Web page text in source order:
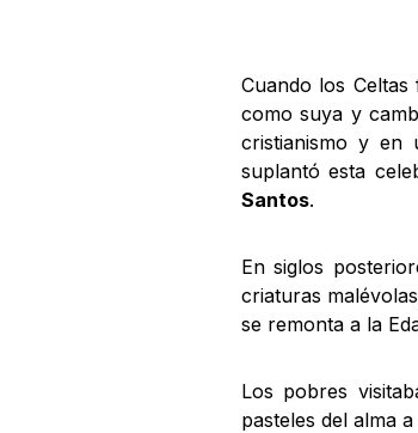
Cuando los
como suya y
cristianismo y en
suplantó esta
Santos.
En siglos
criaturas
se remonta a la
Los pobres
pasteles del alma